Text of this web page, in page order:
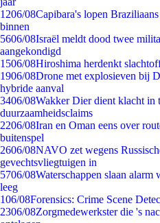
1206/08Capibara's lopen
binnen
5606/08Israël meldt dood twee
aangekondigd
1506/08Hiroshima herdenkt
1906/08Drone met explosieven bij
hybride aanval
3406/08Wakker Dier dient klacht in
duurzaamheidsclaims
2206/08Iran en Oman eens over
buitenspel
2606/08NAVO zet wegens
gevechtsvliegtuigen in
5706/08Waterschappen slaan alarm
leeg
106/08Forensics: Crime Scene
2306/08Zorgmedewerkster die 's